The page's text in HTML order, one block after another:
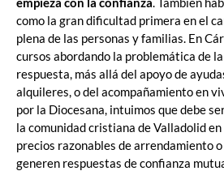
como la gran dificultad primera en el
plena de las personas y familias. En
cursos abordando la problemática de
respuesta, más allá del apoyo de
alquileres, o del acompañamiento en
por la Diocesana, intuimos que debe
la comunidad cristiana de Valladolid
precios razonables de arrendamiento
generen respuestas de confianza